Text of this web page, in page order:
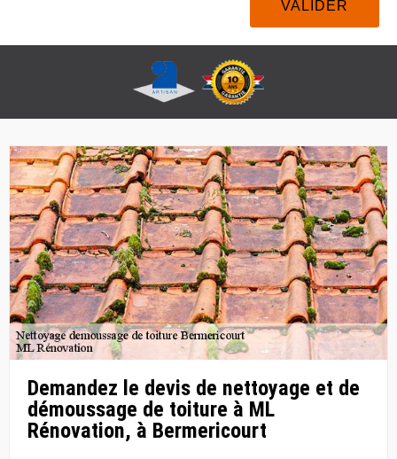
Demandez le devis de nettoyage et de
démoussage de toiture à ML
Rénovation, à Bermericourt